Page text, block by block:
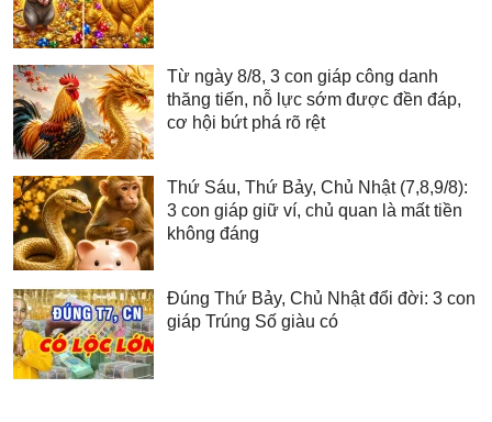
Từ ngày 8/8, 3 con giáp công danh
thăng tiến, nỗ lực sớm được đền đáp,
cơ hội bứt phá rõ rệt
Thứ Sáu, Thứ Bảy, Chủ Nhật (7,8,9/8):
3 con giáp giữ ví, chủ quan là mất tiền
không đáng
Đúng Thứ Bảy, Chủ Nhật đổi đời: 3 con
giáp Trúng Số giàu có